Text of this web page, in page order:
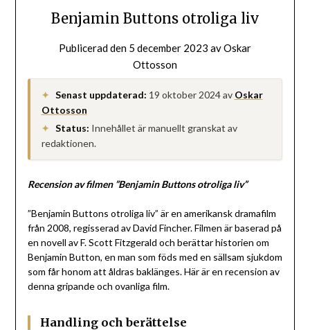
Benjamin Buttons otroliga liv
Publicerad den 5 december 2023 avOskar
Ottosson
✦ Senast uppdaterad: 19 oktober 2024av Oskar
Ottosson
✦ Status: Innehållet är manuellt granskat av
redaktionen.
Recension av filmen ”Benjamin Buttons otroliga liv”
”Benjamin Buttons otroliga liv” är en amerikansk dramafilm
från 2008, regisserad av David Fincher. Filmen är baserad på
en novell av F. Scott Fitzgerald och berättar historien om
Benjamin Button, en man som föds med en sällsam sjukdom
som får honom att åldras baklänges. Här är en recension av
denna gripande och ovanliga film.
Handling och berättelse